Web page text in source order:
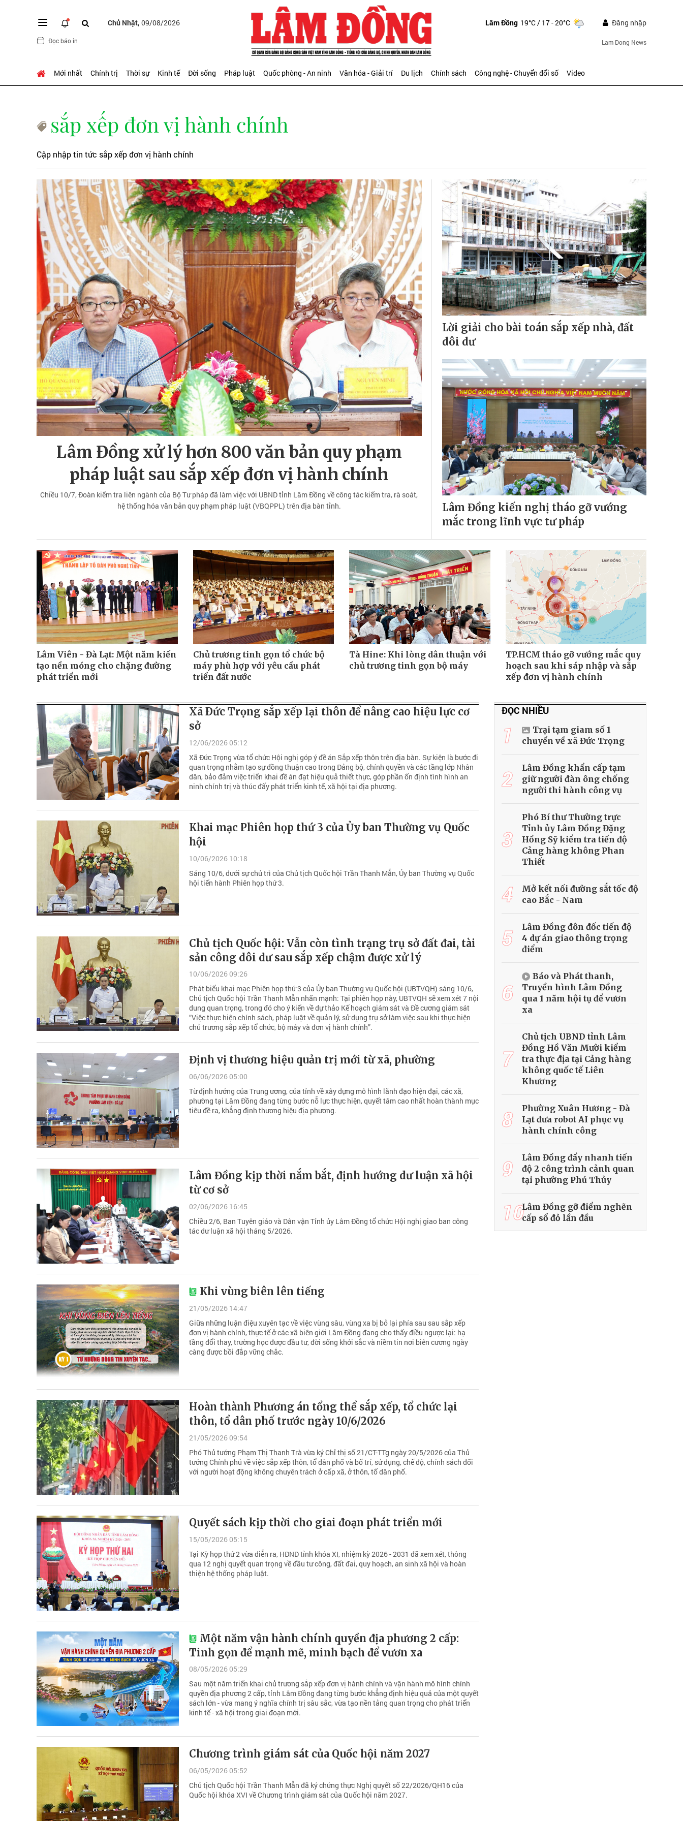
Chủ Nhật, 09/08/2026
Đọc báo in
Lâm Đồng 19°C/ 17 - 20°C Đăng nhập
Lam Dong News
Mới nhất Chính trị Thời sự Kinh tế Đời sống Pháp luật Quốc phòng - An ninh Văn hóa - Giải trí Du lịch Chính sách Công nghệ - Chuyển đổi số Video
sắp xếp đơn vị hành chính
Cập nhập tin tức sắp xếp đơn vị hành chính
Lâm Đồng xử lý hơn 800 văn bản quy phạm
pháp luật sau sắp xếp đơn vị hành chính
Chiều 10/7, Đoàn kiểm tra liên ngành của Bộ Tư pháp đã làm việc với UBND tỉnh Lâm Đồng về công tác kiểm tra, rà soát,
hệ thống hóa văn bản quy phạm pháp luật (VBQPPL) trên địa bàn tỉnh.
Lời giải cho bài toán sắp xếp nhà, đất
dôi dư
Lâm Đồng kiến nghị tháo gỡ vướng
mắc trong lĩnh vực tư pháp
Lâm Viên - Đà Lạt: Một năm kiến
tạo nền móng cho chặng đường
phát triển mới
Chủ trương tinh gọn tổ chức bộ
máy phù hợp với yêu cầu phát
triển đất nước
Tà Hine: Khi lòng dân thuận với
chủ trương tinh gọn bộ máy
TP.HCM tháo gỡ vướng mắc quy
hoạch sau khi sáp nhập và sắp
xếp đơn vị hành chính
Xã Ðức Trọng sắp xếp lại thôn để nâng cao hiệu lực cơ
sở
12/06/2026 05:12
Xã Đức Trọng vừa tổ chức Hội nghị góp ý đề án Sắp xếp thôn trên địa bàn. Sự kiện là bước đi
quan trọng nhằm tạo sự đồng thuận cao trong Đảng bộ, chính quyền và các tầng lớp Nhân
dân, bảo đảm việc triển khai đề án đạt hiệu quả thiết thực, góp phần ổn định tình hình an
ninh chính trị và thúc đẩy phát triển kinh tế, xã hội tại địa phương.
Khai mạc Phiên họp thứ 3 của Ủy ban Thường vụ Quốc
hội
10/06/2026 10:18
Sáng 10/6, dưới sự chủ trì của Chủ tịch Quốc hội Trần Thanh Mẫn, Ủy ban Thường vụ Quốc
hội tiến hành Phiên họp thứ 3.
Chủ tịch Quốc hội: Vẫn còn tình trạng trụ sở đất đai, tài
sản công dôi dư sau sắp xếp chậm được xử lý
10/06/2026 09:26
Phát biểu khai mạc Phiên họp thứ 3 của Ủy ban Thường vụ Quốc hội (UBTVQH) sáng 10/6,
Chủ tịch Quốc hội Trần Thanh Mẫn nhấn mạnh: Tại phiên họp này, UBTVQH sẽ xem xét 7 nội
dung quan trọng, trong đó cho ý kiến về dự thảo Kế hoạch giám sát và Đề cương giám sát
“Việc thực hiện chính sách, pháp luật về quản lý, sử dụng trụ sở làm việc sau khi thực hiện
chủ trương sắp xếp tổ chức, bộ máy và đơn vị hành chính”.
Định vị thương hiệu quản trị mới từ xã, phường
06/06/2026 05:00
Từ định hướng của Trung ương, của tỉnh về xây dựng mô hình lãnh đạo hiện đại, các xã,
phường tại Lâm Đồng đang từng bước nỗ lực thực hiện, quyết tâm cao nhất hoàn thành mục
tiêu đề ra, khẳng định thương hiệu địa phương.
Lâm Đồng kịp thời nắm bắt, định hướng dư luận xã hội
từ cơ sở
02/06/2026 16:45
Chiều 2/6, Ban Tuyên giáo và Dân vận Tỉnh ủy Lâm Đồng tổ chức Hội nghị giao ban công
tác dư luận xã hội tháng 5/2026.
Khi vùng biên lên tiếng
21/05/2026 14:47
Giữa những luận điệu xuyên tạc về việc vùng sâu, vùng xa bị bỏ lại phía sau sau sắp xếp
đơn vị hành chính, thực tế ở các xã biên giới Lâm Đồng đang cho thấy điều ngược lại: hạ
tầng đổi thay, trường học được đầu tư, đời sống khởi sắc và niềm tin nơi biên cương ngày
càng được bồi đắp vững chắc.
Hoàn thành Phương án tổng thể sắp xếp, tổ chức lại
thôn, tổ dân phố trước ngày 10/6/2026
21/05/2026 09:54
Phó Thủ tướng Phạm Thị Thanh Trà vừa ký Chỉ thị số 21/CT-TTg ngày 20/5/2026 của Thủ
tướng Chính phủ về việc sắp xếp thôn, tổ dân phố và bố trí, sử dụng, chế độ, chính sách đối
với người hoạt động không chuyên trách ở cấp xã, ở thôn, tổ dân phố.
Quyết sách kịp thời cho giai đoạn phát triển mới
15/05/2026 05:15
Tại Kỳ họp thứ 2 vừa diễn ra, HĐND tỉnh khóa XI, nhiệm kỳ 2026 - 2031 đã xem xét, thông
qua 12 nghị quyết quan trọng về đầu tư công, đất đai, quy hoạch, an sinh xã hội và hoàn
thiện hệ thống pháp luật.
Một năm vận hành chính quyền địa phương 2 cấp:
Tinh gọn để mạnh mẽ, minh bạch để vươn xa
08/05/2026 05:29
Sau một năm triển khai chủ trương sắp xếp đơn vị hành chính và vận hành mô hình chính
quyền địa phương 2 cấp, tỉnh Lâm Đồng đang từng bước khẳng định hiệu quả của một quyết
sách lớn - vừa mang ý nghĩa chính trị sâu sắc, vừa tạo nền tảng quan trọng cho phát triển
kinh tế - xã hội trong giai đoạn mới.
Chương trình giám sát của Quốc hội năm 2027
06/05/2026 05:52
Chủ tịch Quốc hội Trần Thanh Mẫn đã ký chứng thực Nghị quyết số 22/2026/QH16 của
Quốc hội khóa XVI về Chương trình giám sát của Quốc hội năm 2027.
ĐỌC NHIỀU
1
Trại tạm giam số 1
chuyển về xã Đức Trọng
2
Lâm Đồng khẩn cấp tạm
giữ người đàn ông chống
người thi hành công vụ
3
Phó Bí thư Thường trực
Tỉnh ủy Lâm Đồng Đặng
Hồng Sỹ kiểm tra tiến độ
Cảng hàng không Phan
Thiết
4
Mở kết nối đường sắt tốc độ
cao Bắc - Nam
5
Lâm Đồng đôn đốc tiến độ
4 dự án giao thông trọng
điểm
6
Báo và Phát thanh,
Truyền hình Lâm Đồng
qua 1 năm hội tụ để vươn
xa
7
Chủ tịch UBND tỉnh Lâm
Đồng Hồ Văn Mười kiểm
tra thực địa tại Cảng hàng
không quốc tế Liên
Khương
8
Phường Xuân Hương - Đà
Lạt đưa robot AI phục vụ
hành chính công
9
Lâm Đồng đẩy nhanh tiến
độ 2 công trình cảnh quan
tại phường Phú Thủy
10Lâm Đồng gỡ điểm nghẽn
cấp sổ đỏ lần đầu